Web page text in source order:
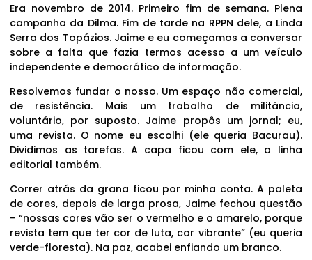
Era novembro de 2014. Primeiro fim de semana. Plena
campanha da Dilma. Fim de tarde na RPPN dele, a Linda
Serra dos Topázios. Jaime e eu começamos a conversar
sobre a falta que fazia termos acesso a um veículo
independente e democrático de informação.
Resolvemos fundar o nosso. Um espaço não comercial,
de resistência. Mais um trabalho de militância,
voluntário, por suposto. Jaime propôs um jornal; eu,
uma revista. O nome eu escolhi (ele queria Bacurau).
Dividimos as tarefas. A capa ficou com ele, a linha
editorial também.
Correr atrás da grana ficou por minha conta. A paleta
de cores, depois de larga prosa, Jaime fechou questão
– “nossas cores vão ser o vermelho e o amarelo, porque
revista tem que ter cor de luta, cor vibrante” (eu queria
verde-floresta). Na paz, acabei enfiando um branco.